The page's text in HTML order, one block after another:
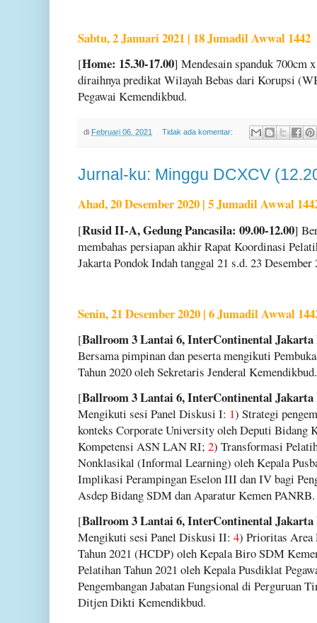
Sabtu, 2 Januari 2021 | 18 Jumadil Awwal 1442
[Home: 15.30-17.00] Mendesain spanduk 700cm
diraihnya predikat Wilayah Bebas dari Korupsi
Pegawai Kemendikbud.
di Februari 06, 2021 Tidak ada komentar:
Jurnal-ku: Minggu DCXCV
Ahad, 20 Desember 2020 | 5 Jumadil Awwal
[Rusid II-A, Gedung Pancasila: 09.00-12.00]
membahas persiapan akhir Rapat Koordinasi
Jakarta Pondok Indah tanggal 21 s.d. 23 Desember
Senin, 21 Desember 2020 | 6 Jumadil Awwal
[Ballroom 3 Lantai 6, InterContinental Jakarta
Bersama pimpinan dan peserta mengikuti
Tahun 2020 oleh Sekretaris Jenderal Kemendikbud.
[Ballroom 3 Lantai 6, InterContinental Jakarta
Mengikuti sesi Panel Diskusi I: 1) Strategi
konteks Corporate University oleh Deputi Bidang
Kompetensi ASN LAN RI; 2) Transformasi
Nonklasikal (Informal Learning) oleh Kepala
Implikasi Perampingan Eselon III dan IV bagi
Asdep Bidang SDM dan Aparatur Kemen PANRB.
[Ballroom 3 Lantai 6, InterContinental Jakarta
Mengikuti sesi Panel Diskusi II: 4) Prioritas Area
Tahun 2021 (HCDP) oleh Kepala Biro SDM
Pelatihan Tahun 2021 oleh Kepala Pusdiklat
Pengembangan Jabatan Fungsional di Perguruan
Ditjen Dikti Kemendikbud.